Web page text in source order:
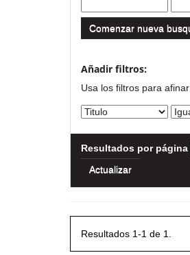
Comenzar nueva
Añadir filtros:
Usa los filtros para
Resultados por página
Resultados 1-1 de 1.